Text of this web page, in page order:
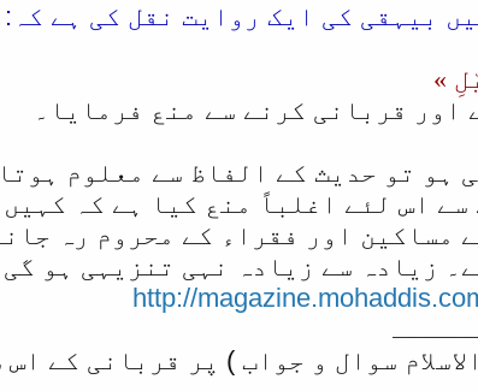
بیہقی کی ایک روایت نقل کی ہے
»
اور قربانی کرنے سے منع فرمایا۔
ہو تو حدیث کے الفاظ سے معلوم
اس لئے اغلباً منع کیا ہے کہ
مساکین اور فقراء کے محروم رہ
زیادہ سے زیادہ نہی تنزیہی ہو
http://
سوال و جواب ) پر قربانی کے اس